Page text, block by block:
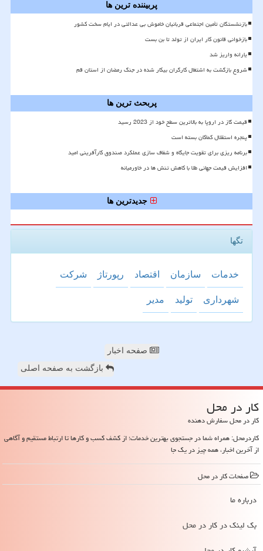
پربیننده ترین ها
بازنشستگان تأمین اجتماعی قربانیان خاموش بی عدالتی در ایام سخت کشور
بازخوانی قانون کار ایران از تولد تا بن بست
یارانه واریز شد
شروع بازگشت به اشتغال کارگران بیکار شده در جنگ رمضان از استان قم
پربحث ترین ها
قیمت گاز در اروپا به بالاترین سطح خود از 2023 رسید
پنجره استقلال کماکان بسته است
برنامه ریزی برای تقویت جایگاه و شفاف سازی عملکرد صندوق کارآفرینی امید
افزایش قیمت جهانی طلا با کاهش تنش ها در خاورمیانه
جدیدترین ها
تگها
خدمات سازمان اقتصاد رپورتاژ شركت
شهرداری تولید مدیر
صفحه اخبار
بازگشت به صفحه اصلی
كار در محل
کار در محل سفارش دهنده
کاردرمحل: همراه شما در جستجوی بهترین خدمات؛ از کشف کسب و کارها تا ارتباط مستقیم و آگاهی
از آخرین اخبار، همه چیز در یک جا
صفحات كار در محل
درباره ما
بک لینک در كار در محل